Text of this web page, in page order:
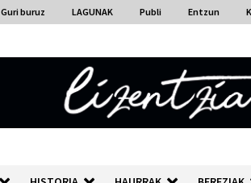
Guri buruz LAGUNAK Publi Entzun